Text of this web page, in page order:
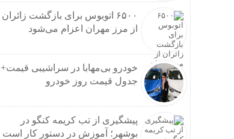
۶۵۰۰ اتوبوس برای بازگشت زائران
از مرز مهران اعزام می‌شود
خودرو بی‌مهابا در سراشیبی قیمت+
جدول قیمت روز خودرو
پیشگیری از تب کریمه کنگو در
بوشهر؛ آموزش در دستور کار است